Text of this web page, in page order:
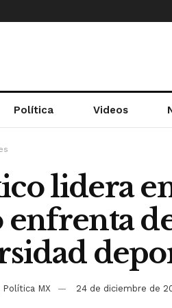
Política Videos
lidera
Política MX 24 de diciembre de